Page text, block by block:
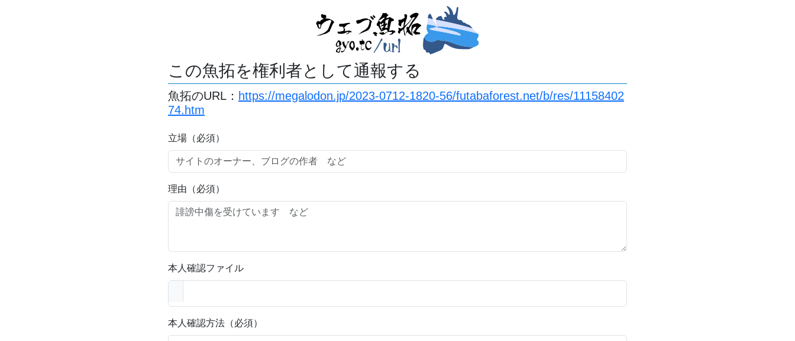
この魚拓を権利者として通報する
魚拓のURL： https://megalodon.jp/2023-0712-1820-56/futabaforest.net/b/res/11158402
74.htm
立場（必須）
理由（必須）
本人確認ファイル
本人確認方法（必須）